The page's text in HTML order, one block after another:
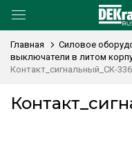
Главная Силовое
выключатели в литом
Контакт_сигнальный_СК-336